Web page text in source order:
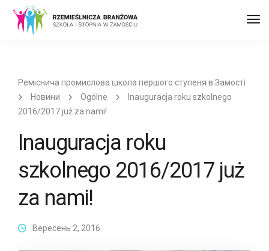
Реміснича промислова школа першого ступеня в Замості
Новини
Ogólne
Inauguracja roku szkolnego
2016/2017 już za nami!
Inauguracja roku
szkolnego 2016/2017 już
za nami!
Вересень 2, 2016